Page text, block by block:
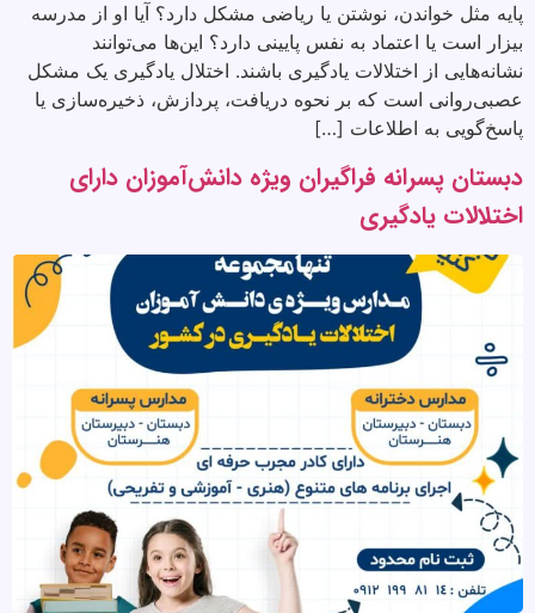
پایه مثل خواندن، نوشتن یا ریاضی مشکل دارد؟ آیا او از مدرسه
بیزار است یا اعتماد به نفس پایینی دارد؟ این‌ها می‌توانند
نشانه‌هایی از اختلالات یادگیری باشند. اختلال یادگیری یک مشکل
عصبی‌روانی است که بر نحوه دریافت، پردازش، ذخیره‌سازی یا
پاسخ‌گویی به اطلاعات […]
دبستان پسرانه فراگیران ویژه دانش‌آموزان دارای
اختلالات یادگیری